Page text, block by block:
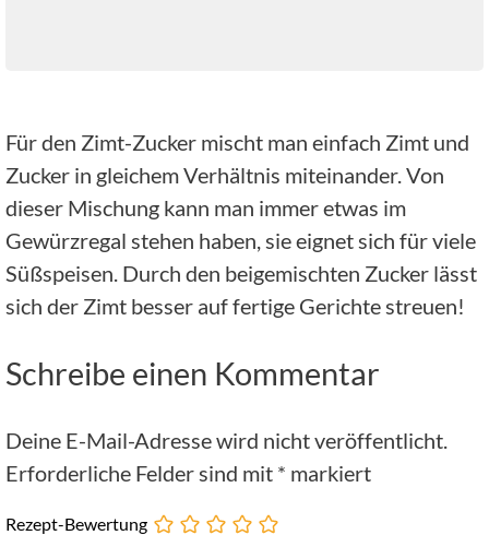
Für den Zimt-Zucker mischt man einfach Zimt und
Zucker in gleichem Verhältnis miteinander. Von
dieser Mischung kann man immer etwas im
Gewürzregal stehen haben, sie eignet sich für viele
Süßspeisen. Durch den beigemischten Zucker lässt
sich der Zimt besser auf fertige Gerichte streuen!
Schreibe einen Kommentar
Deine E-Mail-Adresse wird nicht veröffentlicht.
Erforderliche Felder sind mit * markiert
Rezept-Bewertung